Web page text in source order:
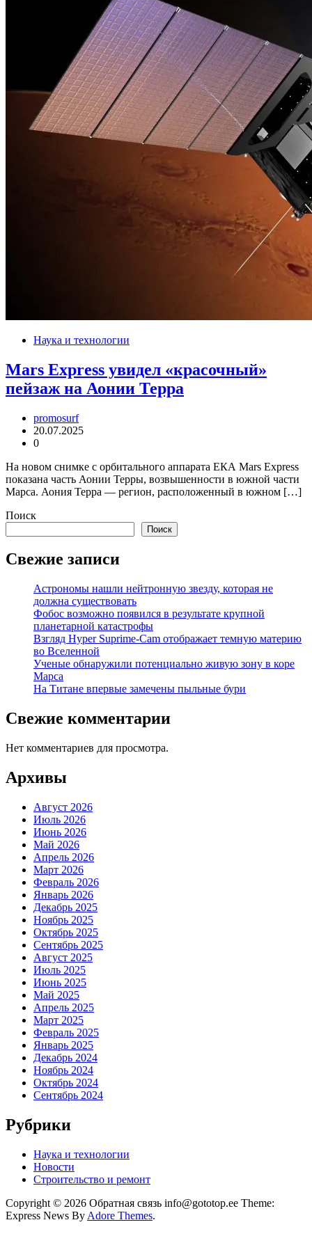
Наука и технологии
Mars Express увидел «красочный»
пейзаж на Аонии Терра
promosurf
20.07.2025
0
На новом снимке с орбитального аппарата ЕКА Mars Express
показана часть Аонии Терры, возвышенности в южной части
Марса. Аония Терра — регион, расположенный в южном […]
Поиск
Поиск
Свежие записи
Астрономы нашли нейтронную звезду, которая не
должна существовать
Фобос возможно появился в результате крупной
планетарной катастрофы
Взгляд Hyper Suprime-Cam отображает темную материю
во Вселенной
Ученые обнаружили потенциально живую зону в коре
Марса
На Титане впервые замечены пыльные бури
Свежие комментарии
Нет комментариев для просмотра.
Архивы
Август 2026
Июль 2026
Июнь 2026
Май 2026
Апрель 2026
Март 2026
Февраль 2026
Январь 2026
Декабрь 2025
Ноябрь 2025
Октябрь 2025
Сентябрь 2025
Август 2025
Июль 2025
Июнь 2025
Май 2025
Апрель 2025
Март 2025
Февраль 2025
Январь 2025
Декабрь 2024
Ноябрь 2024
Октябрь 2024
Сентябрь 2024
Рубрики
Наука и технологии
Новости
Строительство и ремонт
Copyright © 2026 Обратная связь info@gototop.ee Theme:
Express News By Adore Themes.